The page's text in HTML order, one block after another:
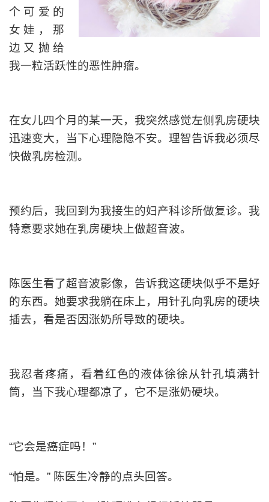
个可爱的
女娃，那
边又抛给
我一粒活跃性的恶性肿瘤。
在女儿四个月的某一天，我突然感觉左侧乳房硬块
迅速变大，当下心理隐隐不安。理智告诉我必须尽
快做乳房检测。
预约后，我回到为我接生的妇产科诊所做复诊。我
特意要求她在乳房硬块上做超音波。
陈医生看了超音波影像，告诉我这硬块似乎不是好
的东西。她要求我躺在床上，用针孔向乳房的硬块
插去，看是否因涨奶所导致的硬块。
我忍者疼痛，看着红色的液体徐徐从针孔填满针
筒，当下我心理都凉了，它不是涨奶硬块。
“它会是癌症吗！”
“怕是。” 陈医生冷静的点头回答。